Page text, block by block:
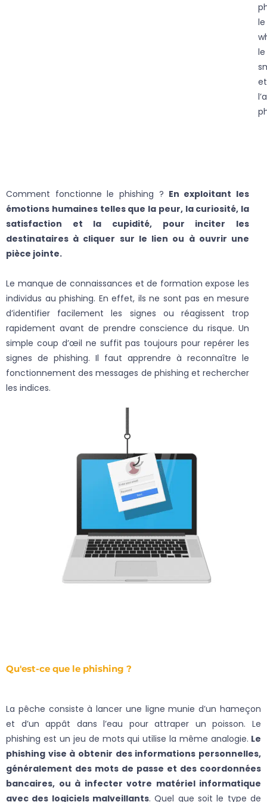
le
le
et
Comment fonctionne le phishing ? En exploitant les
émotions humaines telles que la peur, la curiosité, la
satisfaction et la cupidité, pour inciter les
destinataires à cliquer sur le lien ou à ouvrir une
pièce jointe.
Le manque de connaissances et de formation expose les
individus au phishing. En effet, ils ne sont pas en mesure
d’identifier facilement les signes ou réagissent trop
rapidement avant de prendre conscience du risque. Un
simple coup d’œil ne suffit pas toujours pour repérer les
signes de phishing. Il faut apprendre à reconnaître le
fonctionnement des messages de phishing et rechercher
les indices.
Qu'est-ce que le phishing ?
La pêche consiste à lancer une ligne munie d’un hameçon
et d’un appât dans l’eau pour attraper un poisson. Le
phishing est un jeu de mots qui utilise la même analogie. Le
phishing vise à obtenir des informations personnelles,
généralement des mots de passe et des coordonnées
bancaires, ou à infecter votre matériel informatique
avec des logiciels malveillants. Quel que soit le type de